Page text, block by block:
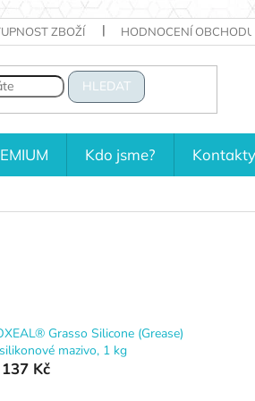
ZBOŽÍ HODNOCENÍ OBCHODU
HLEDAT
Kdo jsme? Kontakty
Grasso Silicone (Grease)
mazivo, 1 kg
Kč